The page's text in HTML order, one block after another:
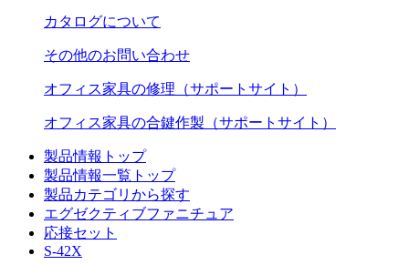
カタログについて
その他のお問い合わせ
オフィス家具の修理（サポートサイト）
オフィス家具の合鍵作製（サポートサイト）
製品情報トップ
製品情報一覧トップ
製品カテゴリから探す
エグゼクティブファニチュア
応接セット
S-42X